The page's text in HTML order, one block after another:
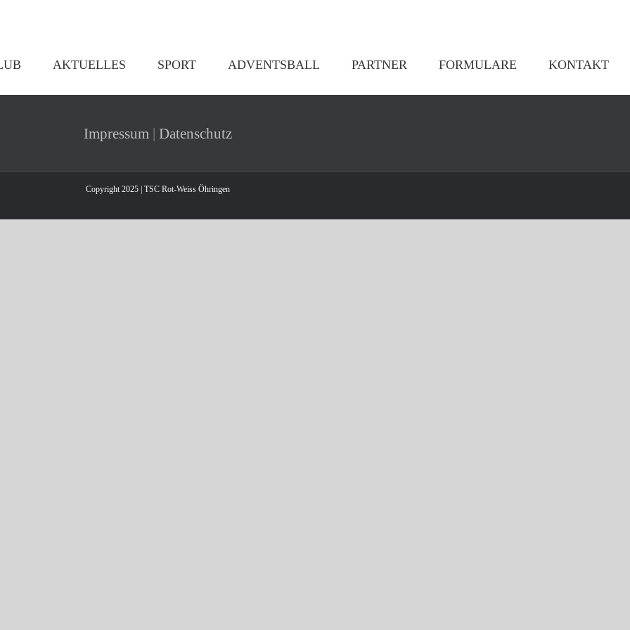
AKTUELLES SPORT ADVENTSBALL PARTNER FORMULARE KONTAKT
Impressum| Datenschutz
Copyright 2025 | TSC Rot-Weiss Öhringen